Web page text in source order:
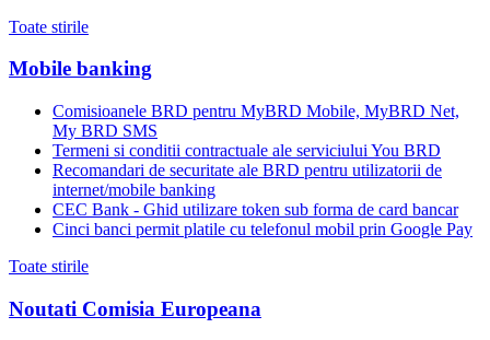
Toate stirile
Mobile banking
Comisioanele BRD pentru MyBRD Mobile, MyBRD Net,
My BRD SMS
Termeni si conditii contractuale ale serviciului You BRD
Recomandari de securitate ale BRD pentru utilizatorii de
internet/mobile banking
CEC Bank - Ghid utilizare token sub forma de card bancar
Cinci banci permit platile cu telefonul mobil prin Google Pay
Toate stirile
Noutati Comisia Europeana